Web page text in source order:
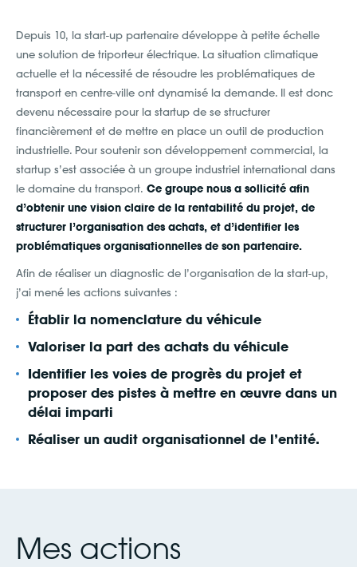
Depuis 10, la start-up partenaire développe à petite échelle
une solution de triporteur électrique. La situation climatique
actuelle et la nécessité de résoudre les problématiques de
transport en centre-ville ont dynamisé la demande. Il est donc
devenu nécessaire pour la startup de se structurer
financièrement et de mettre en place un outil de production
industrielle. Pour soutenir son développement commercial, la
startup s’est associée à un groupe industriel international dans
le domaine du transport. Ce groupe nous a sollicité afin
d’obtenir une vision claire de la rentabilité du projet, de
structurer l’organisation des achats, et d’identifier les
problématiques organisationnelles de son partenaire.
Afin de réaliser un diagnostic de l’organisation de la start-up,
j’ai mené les actions suivantes :
Établir la nomenclature du véhicule
Valoriser la part des achats du véhicule
Identifier les voies de progrès du projet et
proposer des pistes à mettre en œuvre dans un
délai imparti
Réaliser un audit organisationnel de l’entité.
Mes actions